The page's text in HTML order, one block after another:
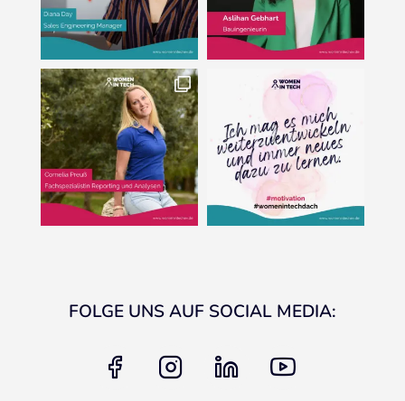
FOLGE UNS AUF SOCIAL MEDIA:
facebook instagram